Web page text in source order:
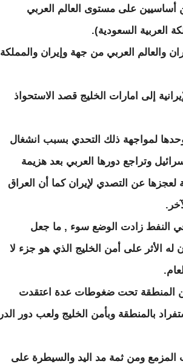
أساسيين على مستوى العالم العربي
العربية السعودية).
والعالم العربي من جهة وإيران والمملكة
إلى امارات الخليج قصد الاستحواذ
لمواجهة ذلك التحدي بسبب انشغال
وتراجع دورها العربي بعد هزيمة
لعجزها عن التصدي لإيران كما أن العراق
النفط زادت الوضع سوء , ما جعل
له الأثر على أمن الخليج الذي هو جزء لا
من المنطقة تحت ضغوطات عدة اعتقدت
بالمنطقة وبأمن الخليج ولعب دور الدر
المزمع ومن ثمة مد اليد والسيطرة على